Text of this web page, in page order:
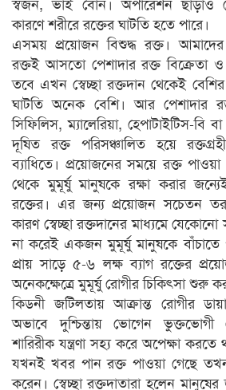
স্বজন, ভাই বোন। অপারেশন ছাড়াও
কারণে শরীরে রক্তের ঘাটতি হতে পারে।
এসময় প্রয়োজন বিশুদ্ধ রক্ত।
রক্তই আসতো পেশাদার রক্ত বিক্রেতা
তবে এখন স্বেচ্ছা রক্তদান থেকেই
ঘাটতি অনেক বেশি। আর পেশাদার
সিফিলিস, ম্যালেরিয়া, হেপাটাইটিস-
দূষিত রক্ত পরিসঞ্চালিত হয়ে
ব্যাধিতে। প্রয়োজনের সময়ে রক্ত
থেকে মুমূর্ষু মানুষকে রক্ষা করার
রক্তের। এর জন্য প্রয়োজন সচেতন
কারণ স্বেচ্ছা রক্তদানের মাধ্যমে
না করেই একজন মুমূর্ষু মানুষকে বাঁচাতে
প্রায় সাড়ে ৫-৬ লক্ষ ব্যাগ রক্তের
অনেকক্ষেত্রে মুমূর্ষু রোগীর চিকিৎসা শুরু
কিডনী জটিলতায় আক্রান্ত রোগীর
অভাবে দুশ্চিন্তায় ভোগেন ভুক্তভোগী
শারিরীক যন্ত্রণা সহ্য করে অপেক্ষা
যখনই খবর পান রক্ত পাওয়া গেছে
করেন। স্বেচ্ছা রক্তদাতারা হলেন